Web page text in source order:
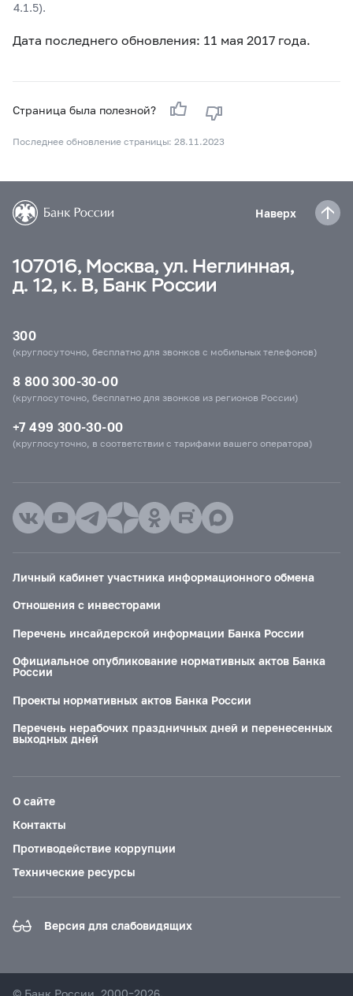
4.1.5).
Дата последнего обновления: 11 мая 2017 года.
Страница была полезной?
Последнее обновление страницы: 28.11.2023
Наверх
107016, Москва, ул. Неглинная,
д. 12, к. В, Банк России
300
(круглосуточно, бесплатно для звонков с мобильных телефонов)
8 800 300-30-00
(круглосуточно, бесплатно для звонков из регионов России)
+7 499 300-30-00
(круглосуточно, в соответствии с тарифами вашего оператора)
Личный кабинет участника информационного обмена
Отношения с инвесторами
Перечень инсайдерской информации Банка России
Официальное опубликование нормативных актов Банка
России
Проекты нормативных актов Банка России
Перечень нерабочих праздничных дней и перенесенных
выходных дней
О сайте
Контакты
Противодействие коррупции
Технические ресурсы
Версия для слабовидящих
© Банк России, 2000–2026.